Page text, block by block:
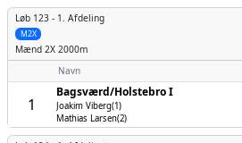
Løb 123 - 1. Afdeling
M2X
Mænd 2X 2000m
Navn
1
Bagsværd/­Holstebro I
Joakim Viberg(1)
Mathias Larsen(2)